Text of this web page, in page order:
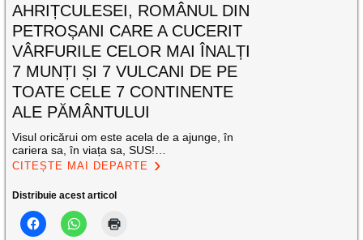
AHRIȚCULESEI, ROMÂNUL DIN
PETROȘANI CARE A CUCERIT
VÂRFURILE CELOR MAI ÎNALȚI
7 MUNȚI ȘI 7 VULCANI DE PE
TOATE CELE 7 CONTINENTE
ALE PĂMÂNTULUI
Visul oricărui om este acela de a ajunge, în
cariera sa, în viața sa, SUS!…
CITEȘTE MAI DEPARTE
Distribuie acest articol